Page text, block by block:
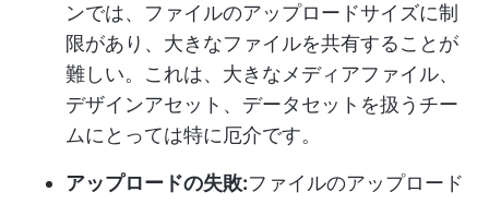
ンでは、ファイルのアップロードサイズに制
限があり、大きなファイルを共有することが
難しい。これは、大きなメディアファイル、
デザインアセット、データセットを扱うチー
ムにとっては特に厄介です。
アップロードの失敗:ファイルのアップロード